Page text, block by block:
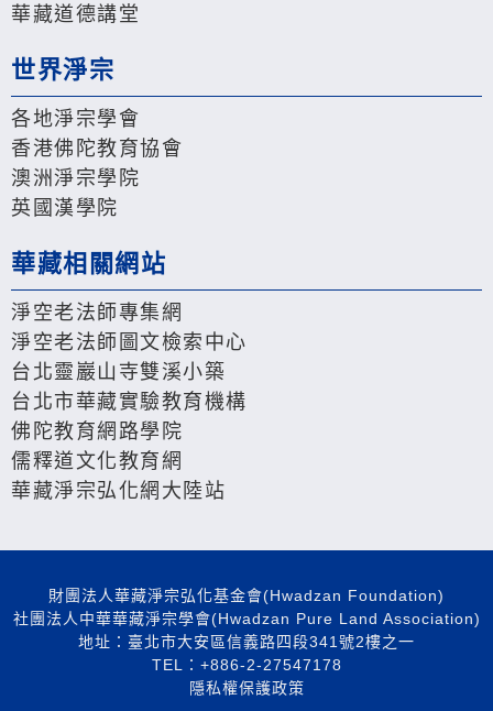
華藏道德講堂
世界淨宗
各地淨宗學會
香港佛陀教育協會
澳洲淨宗學院
英國漢學院
華藏相關網站
淨空老法師專集網
淨空老法師圖文檢索中心
台北靈巖山寺雙溪小築
台北市華藏實驗教育機構
佛陀教育網路學院
儒釋道文化教育網
華藏淨宗弘化網大陸站
財團法人華藏淨宗弘化基金會(Hwadzan Foundation)
社團法人中華華藏淨宗學會(Hwadzan Pure Land Association)
地址：臺北市大安區信義路四段341號2樓之一
TEL：+886-2-27547178
隱私權保護政策